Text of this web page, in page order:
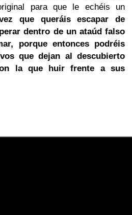
para que le echéis un
que queráis escapar de
dentro de un ataúd falso
porque entonces podréis
que dejan al descubierto
la que huir frente a sus